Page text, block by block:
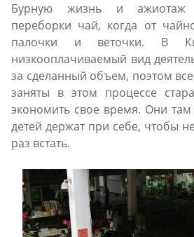
Бурную жизнь и ажиотаж
переборки чай, когда от
палочки и веточки. В
низкооплачиваемый вид
за сделанный объем, поэтом
заняты в этом процессе
экономить свое время. Они
детей держат при себе, чтобы
раз встать.